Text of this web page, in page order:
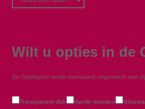
Wilt u opties in de
De Opslaghal wordt standaard uitgevoerd met
Transparant dak Harde wanden